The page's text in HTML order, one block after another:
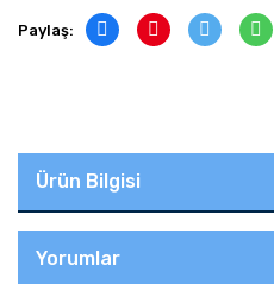
Paylaş:
Ürün Bilgisi
Yorumlar